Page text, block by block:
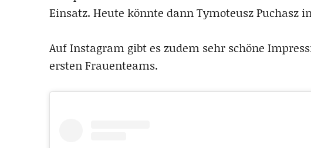
Einsatz. Heute könnte dann Tymoteusz Puchasz
Auf Instagram gibt es zudem sehr schöne
ersten Frauenteams.